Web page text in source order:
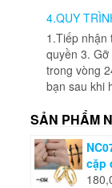
4.QUY
1.Tiếp nhận
quyền 3.
trong vòng
bạn sau khi
SẢN PHẨM
cặp